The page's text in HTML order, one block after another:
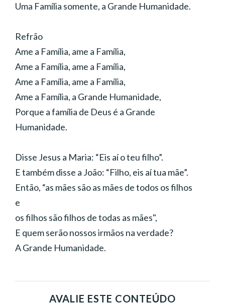
Uma Família somente, a Grande Humanidade.
Refrão
Ame a Família, ame a Família,
Ame a Família, ame a Família,
Ame a Família, ame a Família,
Ame a Família, a Grande Humanidade,
Porque a família de Deus é a Grande
Humanidade.
Disse Jesus a Maria: “Eis aí o teu filho”.
E também disse a João: “Filho, eis aí tua mãe”.
Então, “as mães são as mães de todos os filhos
e
os filhos são filhos de todas as mães",
E quem serão nossos irmãos na verdade?
A Grande Humanidade.
AVALIE ESTE CONTEÚDO